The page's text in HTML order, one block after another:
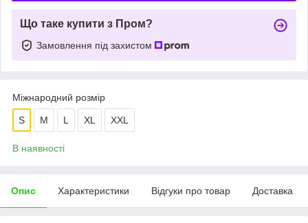
Що таке купити з Пром?
Замовлення під захистом
Міжнародний розмір
S M L XL XXL
В наявності
Опис Характеристики Відгуки про товар Доставка